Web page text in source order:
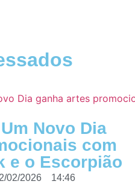
Novo Dia
com
e o Escorpião
02/2026 14:46